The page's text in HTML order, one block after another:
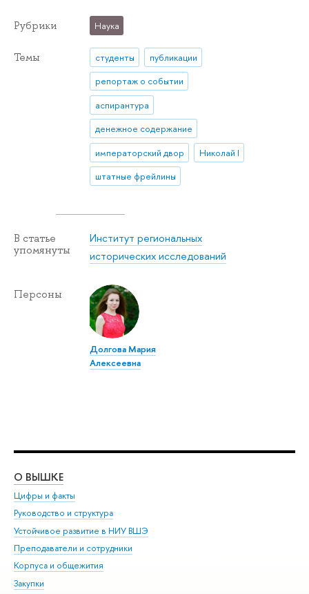
Рубрики Наука
Темы студенты
публикации
репортаж о событии
аспирантура
денежное содержание
императорский двор
Николай I
штатные фрейлины
В статье
упомянуты
Институт региональных
исторических исследований
Персоны
Долгова Мария
Алексеевна
О ВЫШКЕ
Цифры и факты
Руководство и структура
Устойчивое развитие в НИУ ВШЭ
Преподаватели и сотрудники
Корпуса и общежития
Закупки